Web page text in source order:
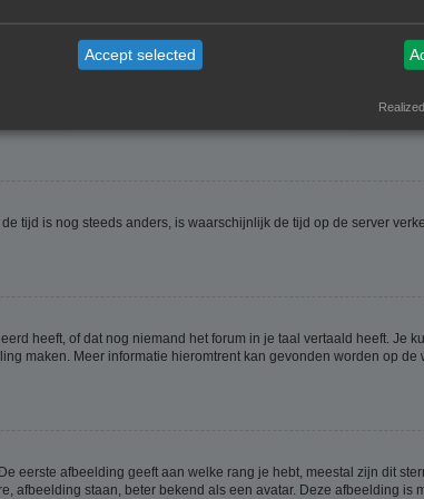
jij woont. Als dit het geval is, moet je naar het gebruikerspaneel
de tijdzone, zoals de meeste instellingen, alleen gedaan kunnen
tijd is nog steeds anders, is waarschijnlijk de tijd op de server
heeft, of dat nog niemand het forum in je taal vertaald heeft. Je
maken. Meer informatie hieromtrent kan gevonden worden op
eerste afbeelding geeft aan welke rang je hebt, meestal zijn dit
afbeelding staan, beter bekend als een avatar. Deze afbeelding is
Accept selected